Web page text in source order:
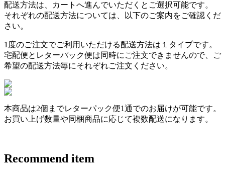
配送方法は、カートへ進んでいただくとご選択可能です。
それぞれの配送方法については、以下のご案内をご確認くだ
さい。
1度のご注文でご利用いただける配送方法は１タイプです。
宅配便とレターパック便は同時にご注文できませんので、ご
希望の配送方法毎にそれぞれご注文ください。
本商品は2個までレターパック便1通でのお届けが可能です。
お買い上げ数量や同梱商品に応じて複数配送になります。
Recommend item